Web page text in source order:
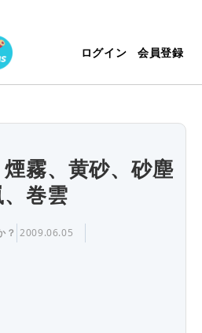
ログイン 会員登録
煙霧、黄砂、砂塵
巻雲
？ 2009.06.05